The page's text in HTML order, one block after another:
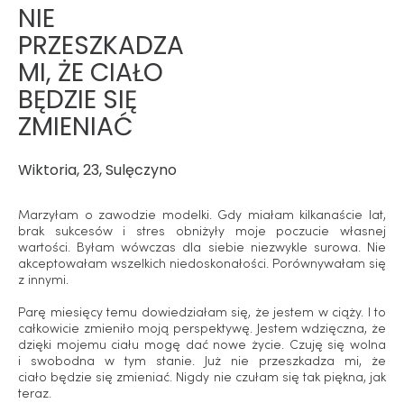
NIE
PRZESZKADZA
MI, ŻE CIAŁO
BĘDZIE SIĘ
ZMIENIAĆ
Wiktoria, 23, Sulęczyno
Marzyłam o zawodzie modelki. Gdy miałam kilkanaście lat,
brak sukcesów i stres obniżyły moje poczucie własnej
wartości. Byłam wówczas dla siebie niezwykle surowa. Nie
akceptowałam wszelkich niedoskonałości. Porównywałam się
z innymi.
Parę miesięcy temu dowiedziałam się, że jestem w ciąży. I to
całkowicie zmieniło moją perspektywę. Jestem wdzięczna, że
dzięki mojemu ciału mogę dać nowe życie. Czuję się wolna
i swobodna w tym stanie. Już nie przeszkadza mi, że
ciało będzie się zmieniać. Nigdy nie czułam się tak piękna, jak
teraz.